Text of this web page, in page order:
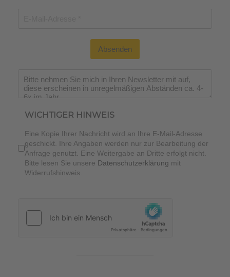
Absenden
Wichtiger Hinweis*
WICHTIGER HINWEIS
Eine Kopie Ihrer Nachricht wird an Ihre E-Mail-Adresse
geschickt. Ihre Angaben werden nur zur Bearbeitung der
Anfrage genutzt. Eine Weitergabe an Dritte erfolgt nicht.
Bitte lesen Sie unsere Datenschutzerklärung mit
Widerrufshinweis.